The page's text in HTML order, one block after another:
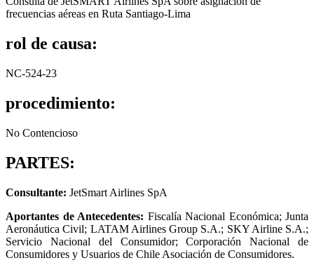
frecuencias aéreas en Ruta Santiago-Lima
rol de causa:
NC-524-23
procedimiento:
No Contencioso
PARTES:
Consultante: JetSmart Airlines SpA
Aportantes de Antecedentes: Fiscalía Nacional Económica; Junta
Aeronáutica Civil; LATAM Airlines Group S.A.; SKY Airline S.A.;
Servicio Nacional del Consumidor; Corporación Nacional de
Consumidores y Usuarios de Chile Asociación de Consumidores.